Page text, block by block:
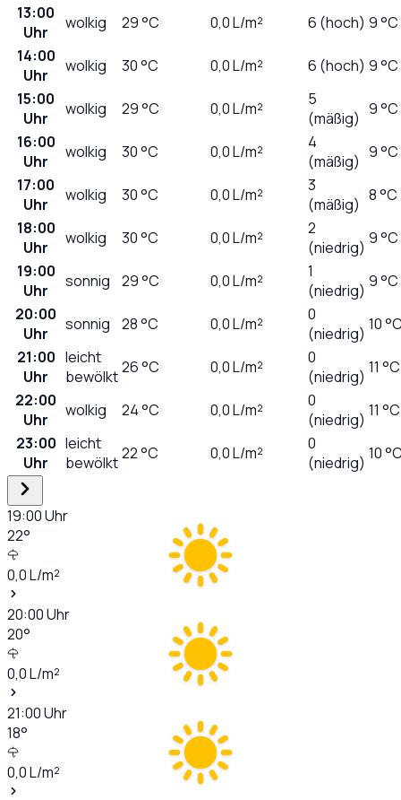
13:00
Uhr
wolkig 29°C 0,0L/m² 6 (hoch) 9 °C
14:00
Uhr
wolkig 30°C 0,0L/m² 6 (hoch) 9 °C
15:00
Uhr
wolkig 29°C 0,0L/m²
5
(mäßig) 9 °C
16:00
Uhr
wolkig 30°C 0,0L/m²
4
(mäßig) 9 °C
17:00
Uhr
wolkig 30°C 0,0L/m²
3
(mäßig) 8 °C
18:00
Uhr
wolkig 30°C 0,0L/m²
2
(niedrig) 9 °C
19:00
Uhr
sonnig 29°C 0,0L/m²
1
(niedrig) 9 °C
20:00
Uhr
sonnig 28°C 0,0L/m²
0
(niedrig) 10
21:00
Uhr
leicht
bewölkt26°C 0,0L/m²
0
(niedrig) 11 °C
22:00
Uhr
wolkig 24°C 0,0L/m²
0
(niedrig) 11 °C
23:00
Uhr
leicht
bewölkt22°C 0,0L/m²
0
(niedrig) 10
19:00Uhr
22°
0,0L/m²
20:00Uhr
20°
0,0L/m²
21:00Uhr
18°
0,0L/m²